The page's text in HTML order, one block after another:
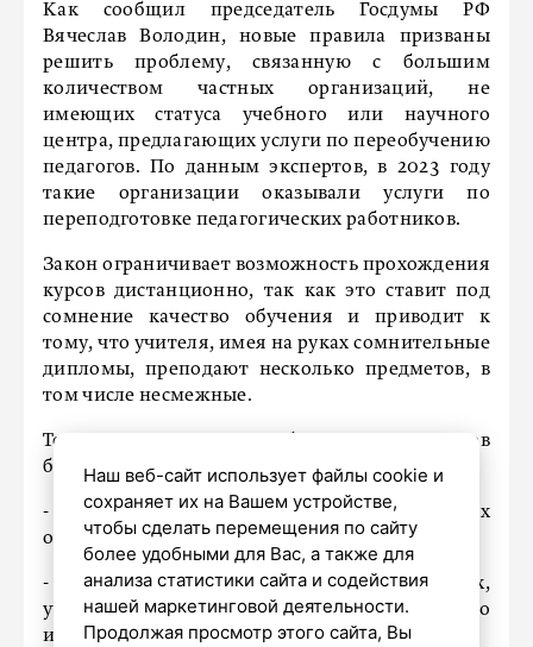
Как сообщил председатель Госдумы РФ
Вячеслав Володин, новые правила призваны
решить проблему, связанную с большим
количеством частных организаций, не
имеющих статуса учебного или научного
центра, предлагающих услуги по переобучению
педагогов. По данным экспертов, в 2023 году
такие организации оказывали услуги по
переподготовке педагогических работников.
Закон ограничивает возможность прохождения
курсов дистанционно, так как это ставит под
сомнение качество обучения и приводит к
тому, что учителя, имея на руках сомнительные
дипломы, преподают несколько предметов, в
том числе несмежные.
Теперь дополнительное образование педагогов
будет проводиться:
- в государственных и муниципальных
образовательных организациях;
- в образовательных организациях,
учредителями которых являются государство
или муниципальное образование;
Наш веб-сайт использует файлы cookie и
сохраняет их на Вашем устройстве,
чтобы сделать перемещения по сайту
более удобными для Вас, а также для
анализа статистики сайта и содействия
нашей маркетинговой деятельности.
Продолжая просмотр этого сайта, Вы